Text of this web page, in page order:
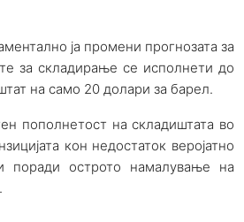
ја промени прогнозата за
за складирање се исполнети до
на само 20 долари за барел.
пополнетост на складиштата во
кон недостаток веројатно
поради острото намалување на